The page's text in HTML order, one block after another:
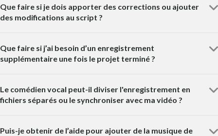
Que faire si je dois apporter des corrections ou ajouter
des modifications au script ?
Que faire si j’ai besoin d’un enregistrement
supplémentaire une fois le projet terminé ?
Le comédien vocal peut-il diviser l'enregistrement en
fichiers séparés ou le synchroniser avec ma vidéo ?
Puis-je obtenir de l’aide pour ajouter de la musique de